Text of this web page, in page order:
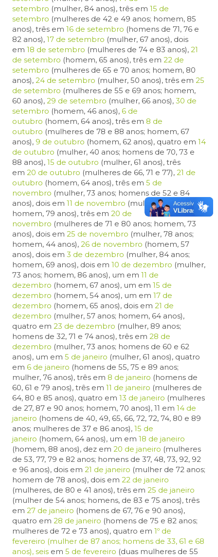
setembro (mulher, 84 anos), três em 15 de
setembro (mulheres de 42 e 49 anos; homem, 85
anos), três em 16 de setembro (homens de 71, 76 e
82 anos), 17 de setembro (mulher, 67 anos), dois
em 18 de setembro (mulheres de 74 e 83 anos), 21
de setembro (homem, 65 anos), três em 22 de
setembro (mulheres de 65 e 70 anos; homem, 80
anos), 24 de setembro (mulher, 50 anos), três em 25
de setembro (mulheres de 55 e 69 anos; homem,
60 anos), 29 de setembro (mulher, 66 anos), 30 de
setembro (homem, 46 anos), 6 de
outubro (homem, 64 anos), três em 8 de
outubro (mulheres de 78 e 88 anos; homem, 67
anos), 9 de outubro (homem, 62 anos), quatro em 14
de outubro (mulher, 40 anos; homens de 70, 73 e
88 anos), 15 de outubro (mulher, 61 anos), três
em 20 de outubro (mulheres de 66, 71 e 77), 21 de
outubro (homem, 64 anos), três em 5 de
novembro (mulher, 73 anos; homens de 52 e 84
anos), dois em 11 de novembro (mulher, 59 anos;
homem, 79 anos), três em 20 de
novembro (mulheres de 71 e 80 anos; homem, 73
anos), dois em 25 de novembro (mulher, 78 anos;
homem, 44 anos), 26 de novembro (homem, 57
anos), dois em 3 de dezembro (mulher, 84 anos;
homem, 69 anos), dois em 10 de dezembro (mulher,
73 anos; homem, 86 anos), um em 11 de
dezembro (homem, 67 anos), um em 15 de
dezembro (homem, 54 anos), um em 17 de
dezembro (homem, 65 anos), dois em 21 de
dezembro (mulher, 57 anos; homem, 64 anos),
quatro em 23 de dezembro (mulher, 89 anos;
homens de 32, 71 e 74 anos), três em 28 de
dezembro (mulher, 73 anos; homens de 60 e 62
anos), um em 5 de janeiro (mulher, 61 anos), quatro
em 6 de janeiro (homens de 55, 75 e 89 anos;
mulher, 76 anos), três em 8 de janeiro (homens de
60, 61 e 79 anos), três em 11 de janeiro (mulheres de
64, 80 e 85 anos), quatro em 13 de janeiro (mulheres
de 27, 87 e 90 anos; homem, 70 anos), 11 em 14 de
janeiro (homens de 40, 49, 65, 66, 72, 72, 74, 80 e 89
anos; mulheres de 37 e 86 anos), 15 de
janeiro (homem, 64 anos), um em 18 de janeiro
(homem, 88 anos), dez em 20 de janeiro (mulheres
de 53, 77, 79 e 82 anos; homens de 37, 48, 73, 92, 92
e 96 anos), dois em 21 de janeiro (mulher de 72 anos;
homem de 78 anos), dois em 22 de janeiro
(mulheres, de 80 e 41 anos), três em 25 de janeiro
(mulher de 54 anos; homens, de 83 e 75 anos), três
em 27 de janeiro (homens de 67, 76 e 90 anos),
quatro em 28 de janeiro (homens de 75 e 82 anos;
mulheres de 72 e 73 anos), quatro em 1º de
fevereiro (mulher de 87 anos; homens de 33, 61 e 68
anos), seis em 5 de fevereiro (duas mulheres de 55